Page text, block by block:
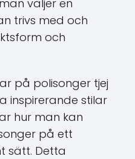
väljer en
trivs med och
och
på polisonger tjej
inspirerande stilar
hur man kan
på ett
sätt. Detta